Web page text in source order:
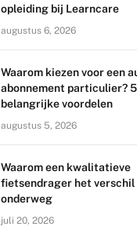
opleiding bij Learncare
augustus 6, 2026
Waarom kiezen voor een
abonnement particulier? 5
belangrijke voordelen
augustus 5, 2026
Waarom een kwalitatieve
fietsendrager het verschil
onderweg
juli 20, 2026